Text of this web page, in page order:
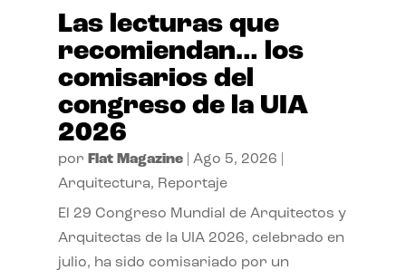
Las lecturas que
recomiendan… los
comisarios del
congreso de la UIA
2026
por Flat Magazine| Ago 5, 2026
Arquitectura, Reportaje
El 29 Congreso Mundial de Arquitectos y
Arquitectas de la UIA 2026, celebrado en
julio, ha sido comisariado por un